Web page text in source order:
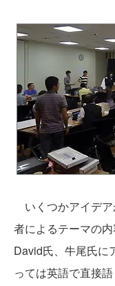
いくつかアイデ
者によるテーマの
David氏、牛尾氏に
っては英語で直接